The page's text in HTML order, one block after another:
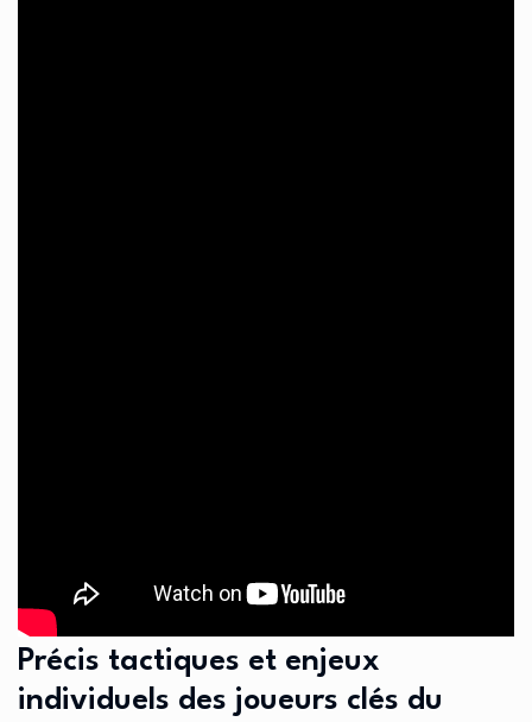
Précis tactiques et enjeux
individuels des joueurs clés du